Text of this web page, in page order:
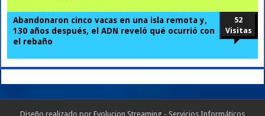
Abandonaron cinco vacas en una isla remota y,
130 años después, el ADN reveló qué ocurrió con
el rebaño
52
Visitas
Diseño realizado por Evolucion Streaming - Servicios Informáticos